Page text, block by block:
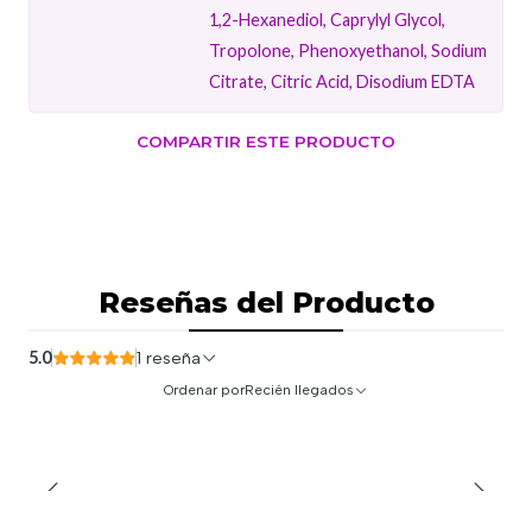
1,2-Hexanediol, Caprylyl Glycol,
Tropolone, Phenoxyethanol, Sodium
Citrate, Citric Acid, Disodium EDTA
COMPARTIR ESTE PRODUCTO
Reseñas del Producto
5.0 1 reseña
Ordenar porRecién llegados